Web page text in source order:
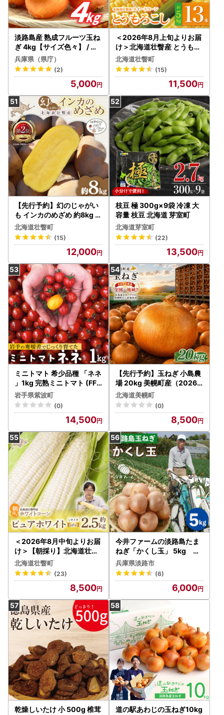
淡路島産 熟成フルーツ玉ね
ぎ 4kg【サイズ色々】 / 玉
ねぎ
兵庫県（県庁）
(2)
5,000
＜2026年8月上旬よりお届
け＞北海道壮瞥産 とうもろ
こし（スイートコーン）13
本 約5kg SBTN001
北海道壮瞥町
(15)
11,500
【先行予約】幻のじゃがい
も インカのめざめ 約8kg 北
海道壮瞥町産 8月下旬頃よ
りお届け SBTO002
北海道壮瞥町
(15)
12,000
枝豆 極 300g×9袋 冷凍 大
容量 枝豆 北海道 芽室町
北海道芽室町
(22)
13,500
ミニトマト 希少品種 「ネネ
」1kg 完熟ミニトマト (FF0
02)
岩手県紫波町
(0)
14,500
【先行予約】玉ねぎ 小島農
場 20kg 美幌町産（2026
年11月以降順次発送） AW
006 | 玉ねぎ
北海道美幌町
(0)
8,500
＜2026年8月中旬よりお届
け＞【朝採り】北海道壮瞥
町産 ホワイトコーン「ピュ
アホワイト」Lサイズ以上6
本（約2.5kg） SBTQ004
北海道壮瞥町
(23)
8,500
今井ファームの淡路島たま
ねぎ「かくし玉」 5kg 玉
ねぎ
兵庫県淡路市
(6)
6,000
乾燥しいたけ 小 500g 椎茸
道の駅あわじの玉ねぎ10kg